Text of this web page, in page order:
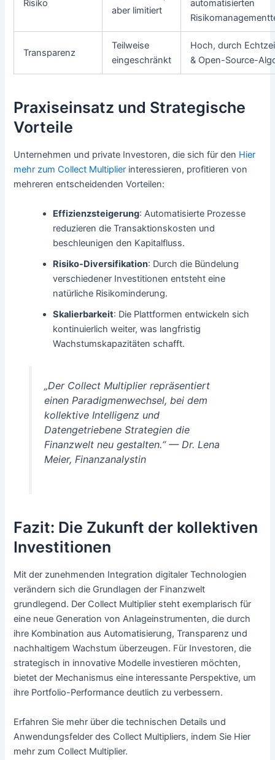
Risiko
aber limitiert
automatisierten
Transparenz
Teilweise
eingeschränkt
Hoch, durch
& Open-Source-
Praxiseinsatz und Strategische
Vorteile
Unternehmen und private Investoren, die sich für den Hier
mehr zum Collect Multiplier interessieren, profitieren von
mehreren entscheidenden Vorteilen:
Effizienzsteigerung: Automatisierte Prozesse
reduzieren die Transaktionskosten und
beschleunigen den Kapitalfluss.
Risiko-Diversifikation: Durch die Bündelung
verschiedener Investitionen entsteht eine
natürliche Risikominderung.
Skalierbarkeit: Die Plattformen entwickeln sich
kontinuierlich weiter, was langfristig
Wachstumskapazitäten schafft.
„Der Collect Multiplier repräsentiert
einen Paradigmenwechsel, bei dem
kollektive Intelligenz und
Datengetriebene Strategien die
Finanzwelt neu gestalten.“ — Dr. Lena
Meier, Finanzanalystin
Fazit: Die Zukunft der kollektiven
Investitionen
Mit der zunehmenden Integration digitaler Technologien
verändern sich die Grundlagen der Finanzwelt
grundlegend. Der Collect Multiplier steht exemplarisch für
eine neue Generation von Anlageinstrumenten, die durch
ihre Kombination aus Automatisierung, Transparenz und
nachhaltigem Wachstum überzeugen. Für Investoren, die
strategisch in innovative Modelle investieren möchten,
bietet der Mechanismus eine interessante Perspektive, um
ihre Portfolio-Performance deutlich zu verbessern.
Erfahren Sie mehr über die technischen Details und
Anwendungsfelder des Collect Multipliers, indem Sie Hier
mehr zum Collect Multiplier.